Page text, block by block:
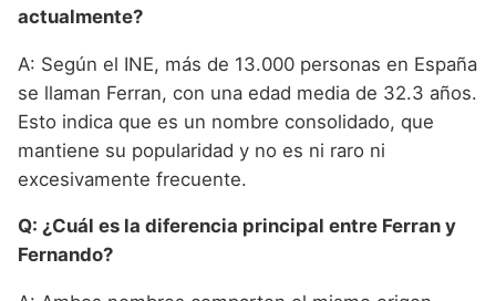
actualmente?
A: Según el INE, más de 13.000 personas en España
se llaman Ferran, con una edad media de 32.3 años.
Esto indica que es un nombre consolidado, que
mantiene su popularidad y no es ni raro ni
excesivamente frecuente.
Q: ¿Cuál es la diferencia principal entre Ferran y
Fernando?